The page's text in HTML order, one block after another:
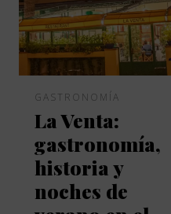
GASTRONOMÍA
La Venta:
gastronomía,
historia y
noches de